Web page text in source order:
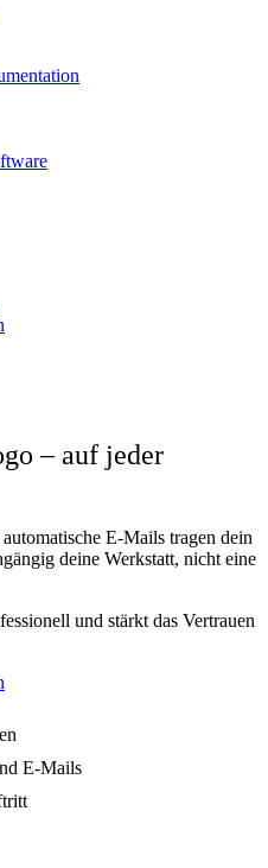
– auf jeder
E-Mails tragen dein
deine Werkstatt, nicht eine
und stärkt das Vertrauen
E-Mails